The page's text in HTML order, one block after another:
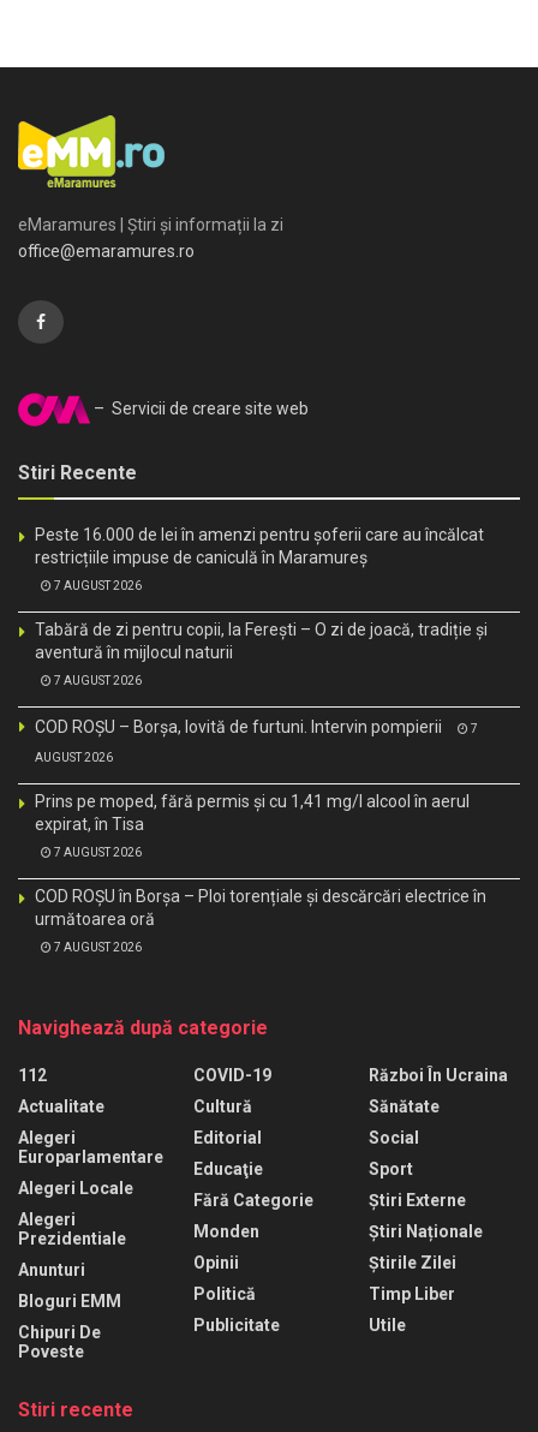
eMaramures | Știri și informații la zi
office@emaramures.ro
– Servicii de creare site web
Stiri Recente
Peste 16.000 de lei în amenzi pentru șoferii care au încălcat
restricțiile impuse de caniculă în Maramureș
7 AUGUST 2026
Tabără de zi pentru copii, la Ferești – O zi de joacă, tradiție și
aventură în mijlocul naturii
7 AUGUST 2026
COD ROȘU – Borșa, lovită de furtuni. Intervin pompierii 7
AUGUST 2026
Prins pe moped, fără permis și cu 1,41 mg/l alcool în aerul
expirat, în Tisa
7 AUGUST 2026
COD ROȘU în Borșa – Ploi torențiale și descărcări electrice în
următoarea oră
7 AUGUST 2026
Navighează după categorie
112
Actualitate
Alegeri
Europarlamentare
Alegeri Locale
Alegeri
Prezidentiale
Anunturi
Bloguri EMM
Chipuri De
Poveste
COVID-19
Cultură
Editorial
Educaţie
Fără Categorie
Monden
Opinii
Politică
Publicitate
Război În Ucraina
Sănătate
Social
Sport
Știri Externe
Știri Naționale
Știrile Zilei
Timp Liber
Utile
Stiri recente